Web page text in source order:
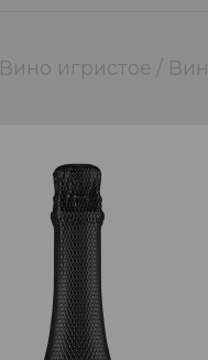
Вино игристое